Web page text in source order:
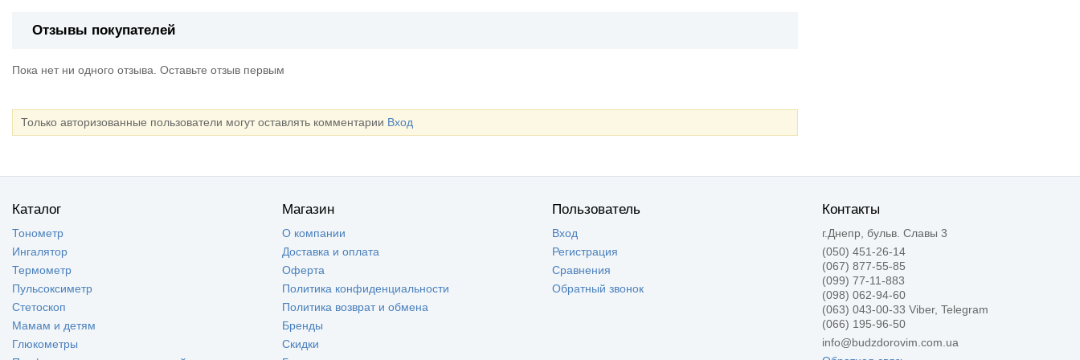
Отзывы покупателей
Пока нет ни одного отзыва. Оставьте отзыв первым
Только авторизованные пользователи могут оставлять комментарии Вход
Каталог
Тонометр
Ингалятор
Термометр
Пульсоксиметр
Стетоскоп
Мамам и детям
Глюкометры
Магазин
О компании
Доставка и оплата
Оферта
Политика конфиденциальности
Политика возврат и обмена
Бренды
Скидки
Пользователь
Вход
Регистрация
Сравнения
Обратный звонок
Контакты
г.Днепр, бульв. Славы 3
(050) 451-26-14
(067) 877-55-85
(099) 77-11-883
(098) 062-94-60
(063) 043-00-33 Viber, Telegram
(066) 195-96-50
info@budzdorovim.com.ua